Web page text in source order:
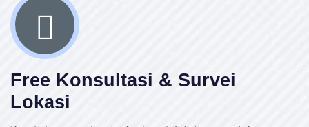
Free Konsultasi & Survei
Lokasi